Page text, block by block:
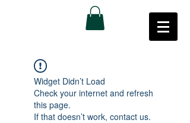
Widget Didn’t Load
Check your internet and refresh
this page.
If that doesn’t work, contact us.